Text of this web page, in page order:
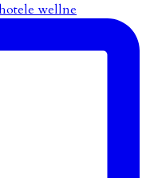
wellne